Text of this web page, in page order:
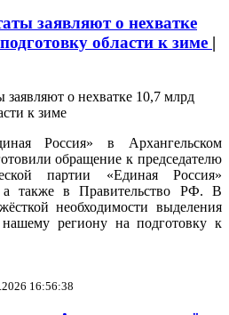
заявляют о нехватке
области к зиме |
Россия» в Архангельском
обращение к председателю
партии «Единая Россия»
в Правительство РФ. В
необходимости выделения
нашему региону на подготовку к
16:56:38